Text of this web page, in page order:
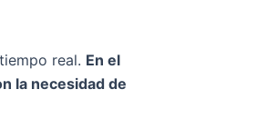
real. En el
la necesidad de